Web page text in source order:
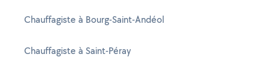
Chauffagiste à Bourg-Saint-Andéol
Chauffagiste à Saint-Péray